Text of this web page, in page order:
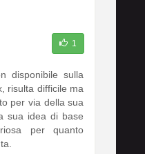
1
disponibile sulla
risulta difficile ma
per via della sua
sua idea di base
per quanto